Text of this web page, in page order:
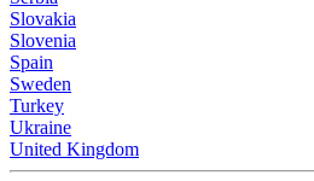
Slovakia
Slovenia
Spain
Sweden
Turkey
Ukraine
United Kingdom